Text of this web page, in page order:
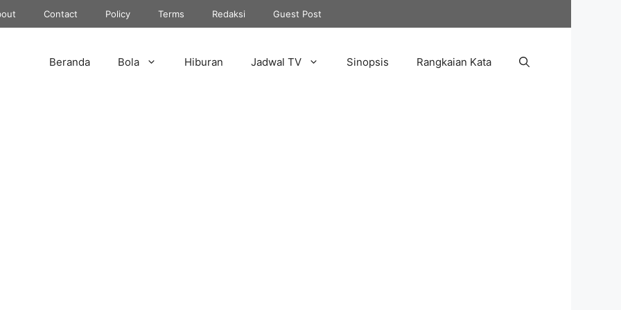
Contact Policy Terms Redaksi Guest Post
Beranda Bola Hiburan Jadwal TV Sinopsis Rangkaian Kata